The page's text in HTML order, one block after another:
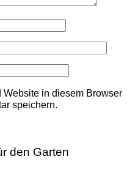
Website in diesem Browser
speichern.
den Garten